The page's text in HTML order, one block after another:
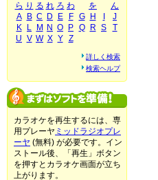
ら り る れ ろ わ を
ん
A
B C D E F G H
J
K
L M N O P Q R S
T
U V W X Y Z
詳しく検索
検索ヘルプ
カラオケを再生するには、専
用プレーヤ ミッドラジオプレ
ーヤ (無料) が必要です。イン
ストール後、「再生」ボタン
を押すとカラオケ画面が立ち
上がります。